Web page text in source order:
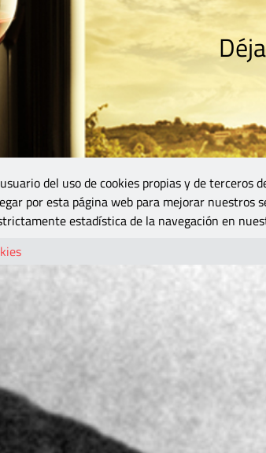
del uso de cookies propias y de terceros
por esta página web para mejorar nuestros
estadística de la navegación en